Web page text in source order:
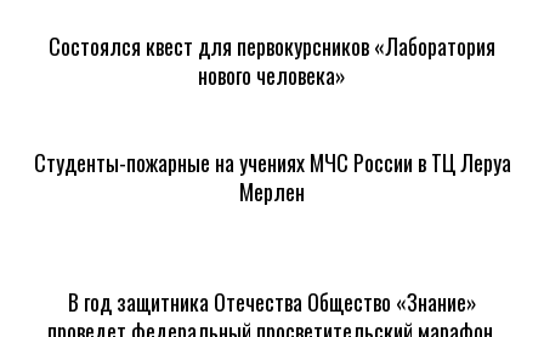
Состоялся квест для первокурсников «Лаборатория
нового человека»
Студенты-пожарные на учениях МЧС России в ТЦ Леруа
Мерлен
В год защитника Отечества Общество «Знание»